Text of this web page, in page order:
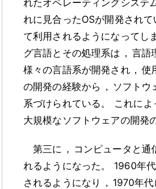
れに見合ったOSが開発されて
て利用されるようになってし
グ言語とその処理系は ， 言語
様々の言語系が開発され ， 使
の開発の経験から ， ソフトウ
系づけられている 。
これによ
大規模なソフトウェアの開発
第三に ， コンピュータと通
れるようになった 。
1960年
されるようになり
， 1970年